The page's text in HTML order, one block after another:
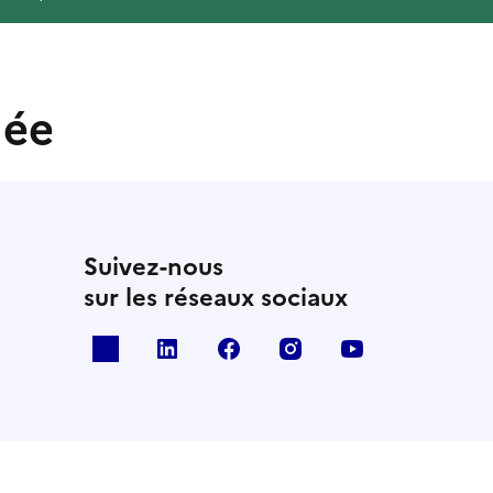
Suivez-nous
sur les réseaux sociaux
linkedin facebook instagram